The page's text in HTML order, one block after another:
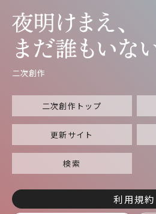
二次創作
二次創作トップ
更新サイト
検索
利用規約